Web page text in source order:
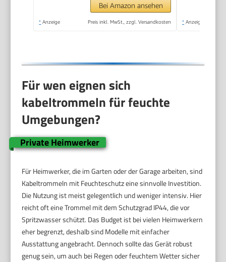
Bei Amazon ansehen
* Anzeige Preis inkl. MwSt., zzgl. Versandkosten * Anzeige
Für wen eignen sich
kabeltrommeln für feuchte
Umgebungen?
Private Heimwerker
Für Heimwerker, die im Garten oder der Garage arbeiten, sind
Kabeltrommeln mit Feuchteschutz eine sinnvolle Investition.
Die Nutzung ist meist gelegentlich und weniger intensiv. Hier
reicht oft eine Trommel mit dem Schutzgrad IP44, die vor
Spritzwasser schützt. Das Budget ist bei vielen Heimwerkern
eher begrenzt, deshalb sind Modelle mit einfacher
Ausstattung angebracht. Dennoch sollte das Gerät robust
genug sein, um auch bei Regen oder feuchtem Wetter sicher